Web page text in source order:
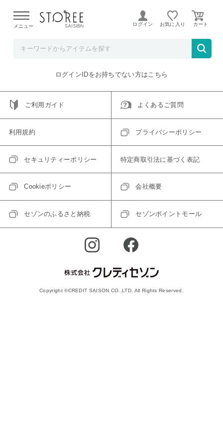
よる配送遅延が発生しております。
メニュー ログイン お気に入り
ご指定のアイテムは取り扱い終了、またはただいま取り扱い
トップへ戻る
ログインIDをお持ちでない方はこちら
ご利用ガイド よくあるご質問
利用規約 プライバシーポリシー
セキュリティーポリシー 特定商取引法に基づく表記
Cookieポリシー 会社概要
セゾンのふるさと納税 セゾンポイントモール
Copyright ©CREDIT SAISON CO.,LTD. All Rights Reserved.